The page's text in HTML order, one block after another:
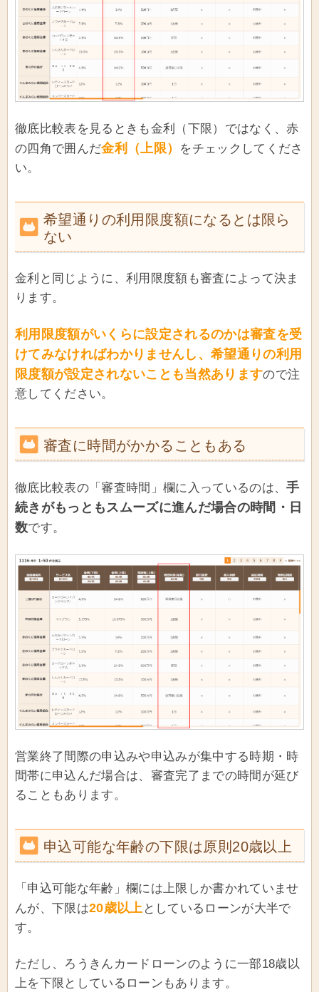
徹底比較表を見るときも金利（下限）ではなく、赤
の四角で囲んだ金利（上限）
をチェックしてくださ
い。
希望通りの利用限度額になるとは限ら
ない
金利と同じように、利用限度額も審査によって決ま
ります。
利用限度額がいくらに設定されるのかは審査を受
けてみなければわかりませんし、希望通りの利用
限度額が設定されないことも当然ありますので注
意してください。
審査に時間がかかることもある
徹底比較表の「審査時間」欄に入っているのは、手
続きがもっともスムーズに進んだ場合の時間・日
数です。
営業終了間際の申込みや申込みが集中する時期・時
間帯に申込んだ場合は、審査完了までの時間が延び
ることもあります。
申込可能な年齢の下限は原則20歳以上
「申込可能な年齢」欄には上限しか書かれていませ
んが、下限は20歳以上 としているローンが大半で
す。
ただし、ろうきんカードローンのように一部18歳以
上を下限としているローンもあります。